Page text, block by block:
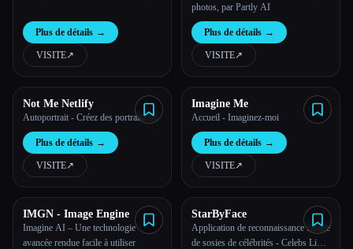
Plus de détails →
VISITE↗︎
photos, par Partly AI
Plus de détails →
VISITE↗︎
Not Me Netlify
Autoportrait - Créez des portraits IA
Plus de détails →
VISITE↗︎
Imagine Me
Accueil - Imaginez-moi
Plus de détails →
VISITE↗︎
IMGN - Image Engine
Imagine AI – Une technologie
avancée rendue facile à utiliser
StarByFace
Application de reconnaissance faciale
de sosies de célébrités - Celebs Like